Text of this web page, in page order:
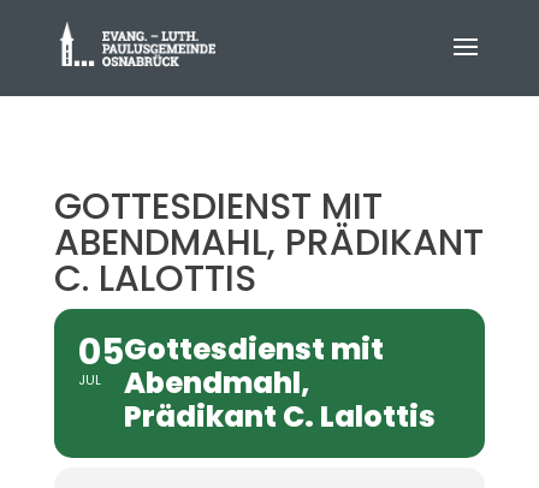
GOTTESDIENST MIT
ABENDMAHL, PRÄDIKANT
C. LALOTTIS
05
JUL
Gottesdienst mit
Abendmahl,
Prädikant C. Lalottis